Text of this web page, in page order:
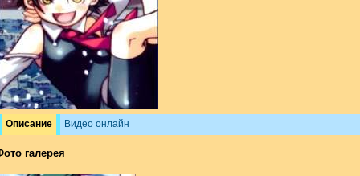
Описание Видео онлайн
галерея